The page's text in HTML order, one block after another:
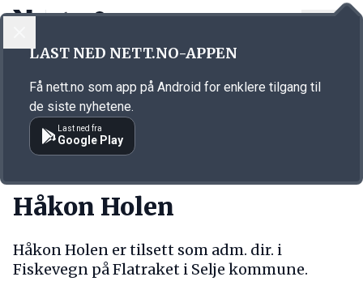
Annonsørinnhold
Håkon Holen
Håkon Holen er tilsett som adm. dir. i
Fiskevegn på Flatraket i Selje kommune.
LAST NED NETT.NO-APPEN
Få nett.no som app på Android for enklere tilgang til
de siste nyhetene.
Last ned fra
Google Play